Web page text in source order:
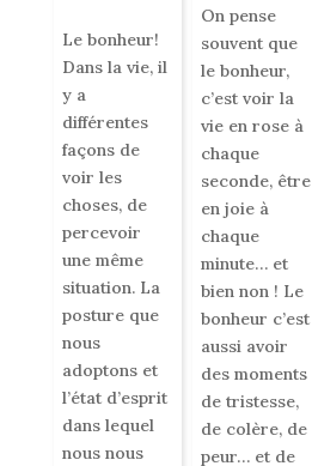
Le bonheur!
Dans la vie, il
y a
différentes
façons de
voir les
choses, de
percevoir
une même
situation. La
posture que
nous
adoptons et
l’état d’esprit
dans lequel
nous nous
On pense
souvent que
le bonheur,
c’est voir la
vie en rose à
chaque
seconde, être
en joie à
chaque
minute… et
bien non ! Le
bonheur c’est
aussi avoir
des moments
de tristesse,
de colère, de
peur… et de